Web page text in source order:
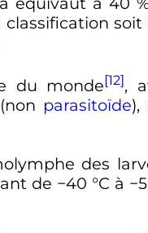
classification
du monde[12],
parasitoïde),
des
de −40 °C à